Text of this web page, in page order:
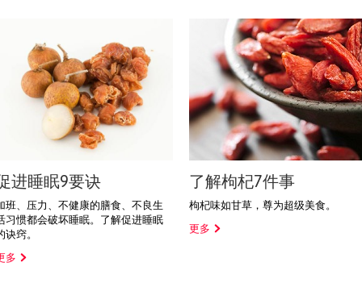
进睡眠9要诀
班、压力、不健康的膳食、不良生
习惯都会破坏睡眠。了解促进睡眠
诀窍。
多
了解枸杞7件事
枸杞味如甘草，尊为超级美食。
更多